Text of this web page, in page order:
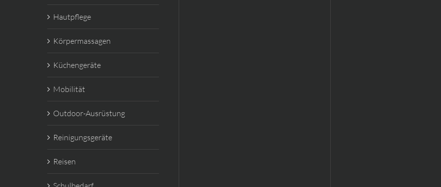
Hautpflege
Körpermassagen
Küchengeräte
Mobilität
Outdoor-Ausrüstung
Reinigungsgeräte
Reisen